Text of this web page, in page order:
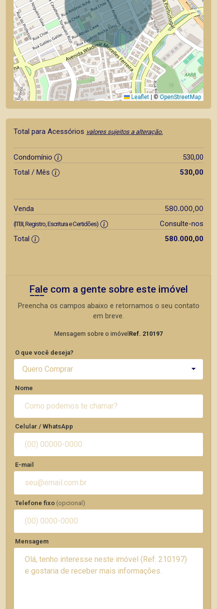
Leaflet ©OpenStreetMap
Total para Acessórios valores sujeitos a alteração.
Condomínio
530,00
Total / Mês
530,00
Venda 580.000,00
(ITBI, Registro, Escritura e Certidões)
Consulte-nos
Total
580.000,00
Fale com a gente sobre este imóvel
Preencha os campos abaixo e retornamos o seu contato
em breve.
Mensagem sobre o imóvel Ref. 210197
O que você deseja?
Quero Comprar
Nome
Celular / WhatsApp
E-mail
Telefone fixo (opcional)
Mensagem